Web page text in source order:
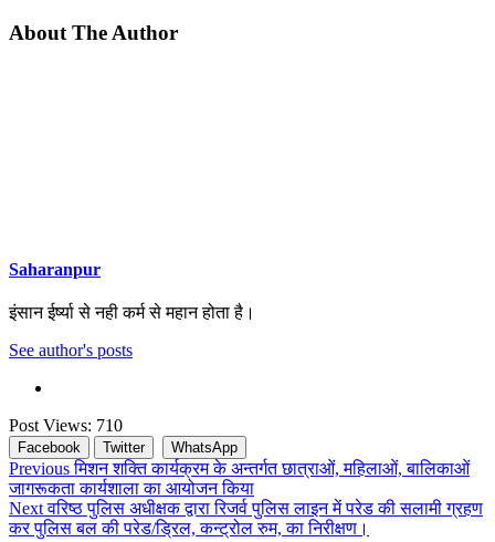
About The Author
Saharanpur
इंसान ईर्ष्या से नही कर्म से महान होता है।
See author's posts
Post Views: 710
Facebook Twitter WhatsApp
Continue
Reading
Previousमिशन शक्ति कार्यक्रम के अन्तर्गत छात्राओं, महिलाओं, बालिकाओं
जागरूकता कार्यशाला का आयोजन किया
Nextवरिष्ठ पुलिस अधीक्षक द्वारा रिजर्व पुलिस लाइन में परेड की सलामी ग्रहण
कर पुलिस बल की परेड/ड्रिल, कन्ट्रोल रुम, का निरीक्षण।